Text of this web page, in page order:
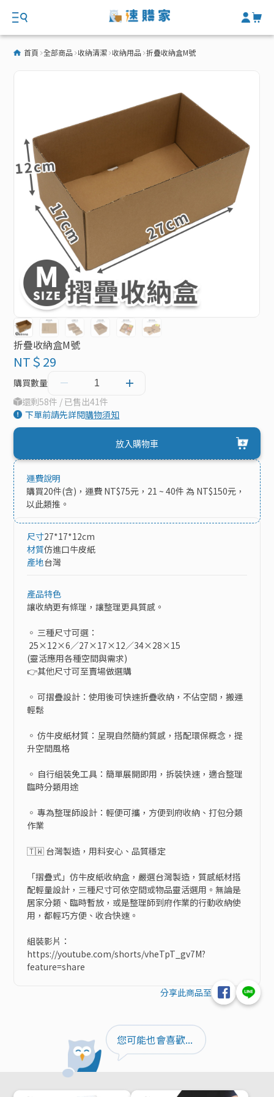
首頁 全部商品 收納清潔 收納用品 折疊收納盒M號
折疊收納盒M號
NT＄29
購買數量
還剩58件 / 已售出41件
下單前請先詳閱購物須知
放入購物車
運費說明
購買20件(含)，運費 NT$75元，21 ~ 40件 為 NT$150元，
以此類推。
尺寸27*17*12cm
材質仿進口牛皮紙
產地台灣
產品特色
讓收納更有條理，讓整理更具質感。
◦ 三種尺寸可選：
(靈活應用各種空間與需求)
👉其他尺寸可至賣場做選購
◦ 可摺疊設計：使用後可快速折疊收納，不佔空間，搬運
輕鬆
◦ 仿牛皮紙材質：呈現自然簡約質感，搭配環保概念，提
升空間風格
◦ 自行組裝免工具：簡單展開即用，拆裝快速，適合整理
臨時分類用途
◦ 專為整理師設計：輕便可攜，方便到府收納、打包分類
作業
🇹🇼 台灣製造，用料安心、品質穩定
「摺疊式」仿牛皮紙收納盒，嚴選台灣製造，質感紙材搭
配輕量設計，三種尺寸可依空間或物品靈活選用。無論是
居家分類、臨時暫放，或是整理師到府作業的行動收納使
用，都輕巧方便、收合快速。
組裝影片：
https://youtube.com/shorts/vheTpT_gv7M?
feature=share
分享此商品至
您可能也會喜歡...